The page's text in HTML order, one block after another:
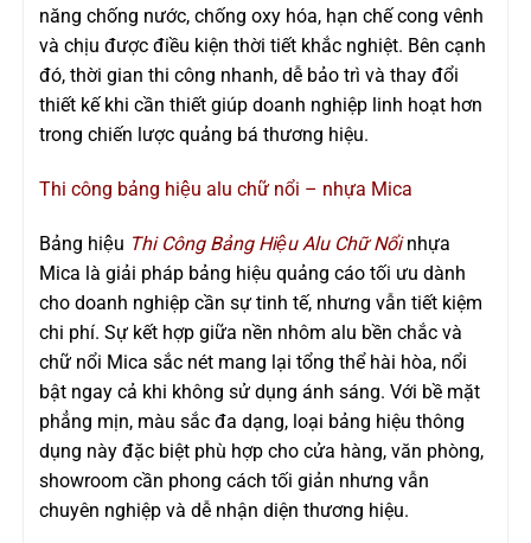
năng chống nước, chống oxy hóa, hạn chế cong vênh
và chịu được điều kiện thời tiết khắc nghiệt. Bên cạnh
đó, thời gian thi công nhanh, dễ bảo trì và thay đổi
thiết kế khi cần thiết giúp doanh nghiệp linh hoạt hơn
trong chiến lược quảng bá thương hiệu.
Thi công bảng hiệu alu chữ nổi – nhựa Mica
Bảng hiệu Thi Công Bảng Hiệu Alu Chữ Nổinhựa
Mica là giải pháp bảng hiệu quảng cáo tối ưu dành
cho doanh nghiệp cần sự tinh tế, nhưng vẫn tiết kiệm
chi phí. Sự kết hợp giữa nền nhôm alu bền chắc và
chữ nổi Mica sắc nét mang lại tổng thể hài hòa, nổi
bật ngay cả khi không sử dụng ánh sáng. Với bề mặt
phẳng mịn, màu sắc đa dạng, loại bảng hiệu thông
dụng này đặc biệt phù hợp cho cửa hàng, văn phòng,
showroom cần phong cách tối giản nhưng vẫn
chuyên nghiệp và dễ nhận diện thương hiệu.